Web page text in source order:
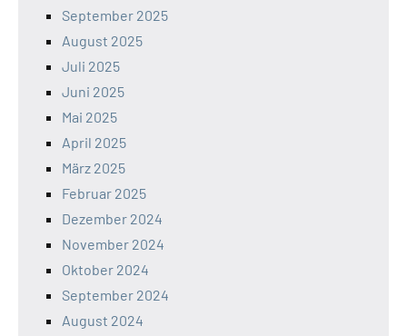
September 2025
August 2025
Juli 2025
Juni 2025
Mai 2025
April 2025
März 2025
Februar 2025
Dezember 2024
November 2024
Oktober 2024
September 2024
August 2024